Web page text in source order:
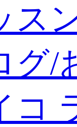
ス
グ/
コ